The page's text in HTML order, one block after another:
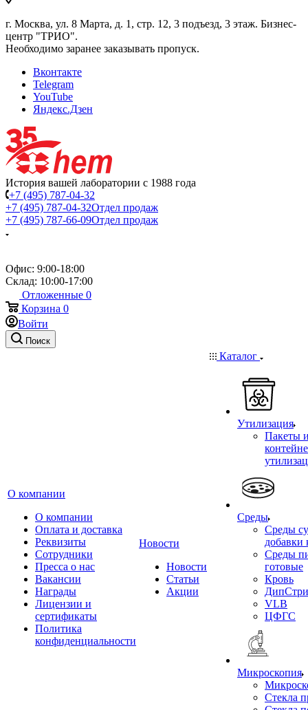
г. Москва, ул. 8 Марта, д. 1, стр. 12, 3 подъезд, 3 этаж. Бизнес-
центр "ТРИО".
Необходимо заранее заказывать пропуск.
Вконтакте
Telegram
YouTube
Яндекс.Дзен
История вашей лаборатории с 1988 года
+7 (495) 787-04-32
+7 (495) 787-04-32Отдел продаж
+7 (495) 787-66-09Отдел продаж
Офис: 9:00-18:00
Склад: 10:00-17:00
Отложенные 0
Корзина 0
Войти
Поиск
О компании
О компании
Оплата и доставка
Реквизиты
Сотрудники
Пресса о нас
Вакансии
Награды
Лицензии и
сертификаты
Политика
конфиденциальности
Новости
Новости
Статьи
Акции
Каталог
Утилизация
Пакеты
Среды
Среды
добавки
Среды
готовые
Кровь
VLB
ЦФГС
Микроскопия
Стекла